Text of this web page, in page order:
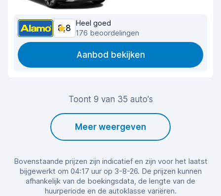
8,8
Heel goed
176 beoordelingen
Aanbod bekijken
Toont 9 van 35 auto's
Meer weergeven
Bovenstaande prijzen zijn indicatief en zijn voor het laatst
bijgewerkt om 04:17 uur op 3-8-26. De prijzen kunnen
afhankelijk van de boekingsdata, de lengte van de
huurperiode en de autoklasse variëren.